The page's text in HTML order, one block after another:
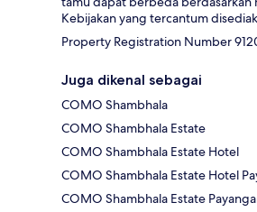
Kebijakan yang tercantum
Property Registration Number
Juga dikenal sebagai
COMO Shambhala
COMO Shambhala Estate
COMO Shambhala Estate Hotel
COMO Shambhala Estate Hotel
COMO Shambhala Estate